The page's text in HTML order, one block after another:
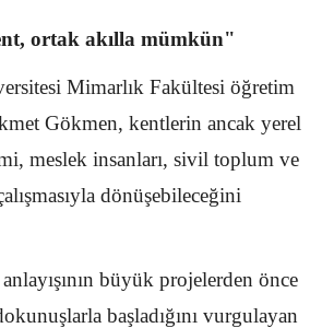
ortak akılla mümkün"
Mimarlık Fakültesi öğretim
Gökmen, kentlerin ancak yerel
meslek insanları, sivil toplum ve
dönüşebileceğini
büyük projelerden önce
başladığını vurgulayan